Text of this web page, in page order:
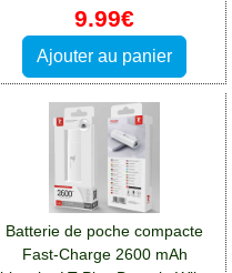
9.99€
Ajouter au panier
Batterie de poche compacte
Fast-Charge 2600 mAh